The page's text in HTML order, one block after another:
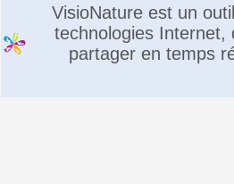
VisioNature est un
technologies Internet,
partager en temps